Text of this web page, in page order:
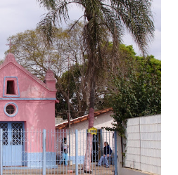
destes últimos! Vou falar deles,
sabemos o que é passar muito
uma tampa de tambor de
fazer uma fogueira e se
do sul do País, para só
e tentar dormir. Também sei o
precisar enrolar os pés com